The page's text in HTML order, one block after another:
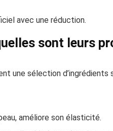
avec une réduction.
sont leurs
une sélection
améliore son élasticité.